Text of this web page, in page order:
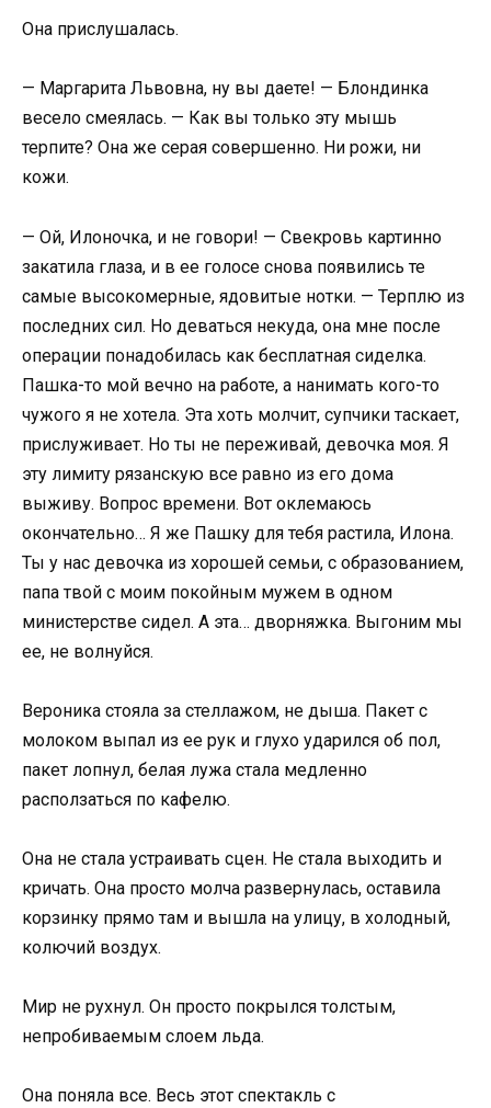
Она прислушалась.
— Маргарита Львовна, ну вы даете! — Блондинка
весело смеялась. — Как вы только эту мышь
терпите? Она же серая совершенно. Ни рожи, ни
кожи.
— Ой, Илоночка, и не говори! — Свекровь картинно
закатила глаза, и в ее голосе снова появились те
самые высокомерные, ядовитые нотки. — Терплю из
последних сил. Но деваться некуда, она мне после
операции понадобилась как бесплатная сиделка.
Пашка-то мой вечно на работе, а нанимать кого-то
чужого я не хотела. Эта хоть молчит, супчики таскает,
прислуживает. Но ты не переживай, девочка моя. Я
эту лимиту рязанскую все равно из его дома
выживу. Вопрос времени. Вот оклемаюсь
окончательно… Я же Пашку для тебя растила, Илона.
Ты у нас девочка из хорошей семьи, с образованием,
папа твой с моим покойным мужем в одном
министерстве сидел. А эта… дворняжка. Выгоним мы
ее, не волнуйся.
Вероника стояла за стеллажом, не дыша. Пакет с
молоком выпал из ее рук и глухо ударился об пол,
пакет лопнул, белая лужа стала медленно
расползаться по кафелю.
Она не стала устраивать сцен. Не стала выходить и
кричать. Она просто молча развернулась, оставила
корзинку прямо там и вышла на улицу, в холодный,
колючий воздух.
Мир не рухнул. Он просто покрылся толстым,
непробиваемым слоем льда.
Она поняла все. Весь этот спектакль с